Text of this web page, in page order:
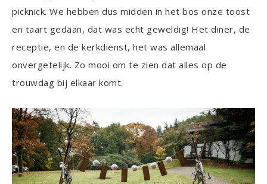
picknick. We hebben dus midden in het bos onze toost
en taart gedaan, dat was echt geweldig! Het diner, de
receptie, en de kerkdienst, het was allemaal
onvergetelijk. Zo mooi om te zien dat alles op de
trouwdag bij elkaar komt.